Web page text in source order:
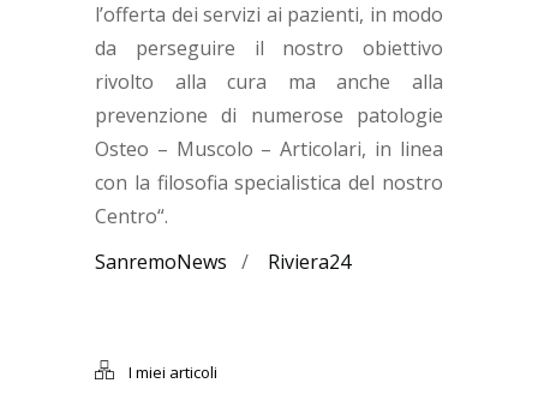
l’offerta dei servizi ai pazienti, in modo
da perseguire il nostro obiettivo
rivolto alla cura ma anche alla
prevenzione di numerose patologie
Osteo – Muscolo – Articolari, in linea
con la filosofia specialistica del nostro
Centro“.
SanremoNews / Riviera24
I miei articoli